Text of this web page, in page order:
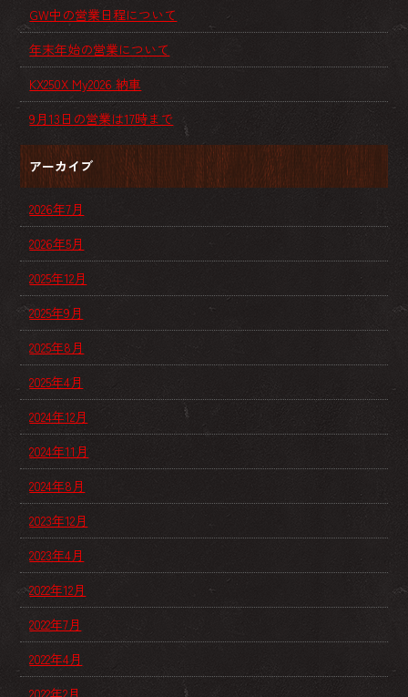
GW中の営業日程について
年末年始の営業について
KX250X My2026 納車
9月13日の営業は17時まで
アーカイブ
2026年7月
2026年5月
2025年12月
2025年9月
2025年8月
2025年4月
2024年12月
2024年11月
2024年8月
2023年12月
2023年4月
2022年12月
2022年7月
2022年4月